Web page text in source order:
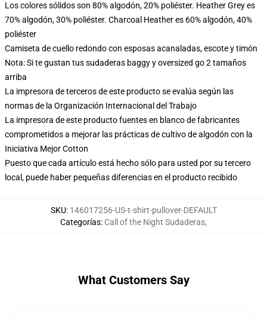
Los colores sólidos son 80% algodón, 20% poliéster. Heather Grey es
70% algodón, 30% poliéster. Charcoal Heather es 60% algodón, 40%
poliéster
Camiseta de cuello redondo con esposas acanaladas, escote y timón
Nota: Si te gustan tus sudaderas baggy y oversized go 2 tamaños
arriba
La impresora de terceros de este producto se evalúa según las
normas de la Organización Internacional del Trabajo
La impresora de este producto fuentes en blanco de fabricantes
comprometidos a mejorar las prácticas de cultivo de algodón con la
Iniciativa Mejor Cotton
Puesto que cada artículo está hecho sólo para usted por su tercero
local, puede haber pequeñas diferencias en el producto recibido
SKU: 146017256-US-t-shirt-pullover-DEFAULT
Categorías: Call of the Night Sudaderas,
What Customers Say